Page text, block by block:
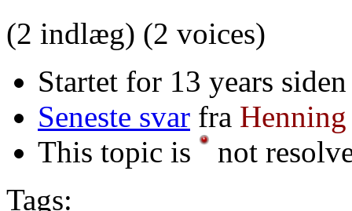
(2 indlæg) (2 voices)
Startet for 13 years
Seneste svar fra Henning
This topic is
not
Tags: